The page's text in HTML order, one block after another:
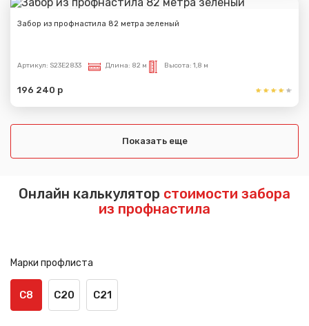
Забор из профнастила 82 метра зеленый
Артикул: S23E2833 Длина: 82 м Высота: 1,8 м
196 240 р
Показать еще
Онлайн калькулятор стоимости забора
из профнастила
Марки профлиста
С8 С20 С21